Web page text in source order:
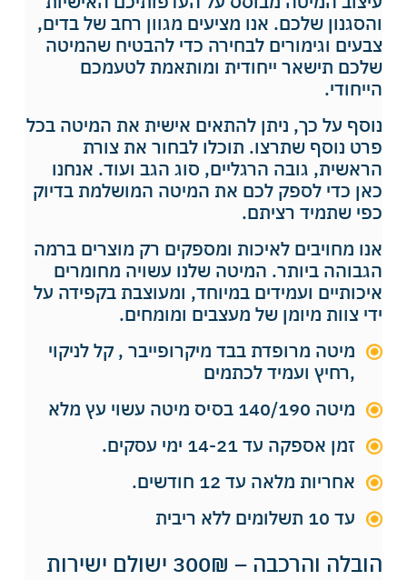
והסגנון שלכם. אנו מציעים מגוון רחב של בדים,
צבעים וגימורים לבחירה כדי להבטיח שהמיטה
שלכם תישאר ייחודית ומותאמת לטעמכם
הייחודי.
נוסף על כך, ניתן להתאים אישית את המיטה בכל
פרט נוסף שתרצו. תוכלו לבחור את צורת
הראשית, גובה הרגליים, סוג הגב ועוד. אנחנו
כאן כדי לספק לכם את המיטה המושלמת בדיוק
כפי שתמיד רציתם.
אנו מחויבים לאיכות ומספקים רק מוצרים ברמה
הגבוהה ביותר. המיטה שלנו עשויה מחומרים
איכותיים ועמידים במיוחד, ומעוצבת בקפידה על
ידי צוות מיומן של מעצבים ומומחים.
מיטה מרופדת בבד מיקרופייבר , קל לניקוי
,רחיץ ועמיד לכתמים
מיטה 140/190 בסיס מיטה עשוי עץ מלא
זמן אספקה עד 14-21 ימי עסקים.
אחריות מלאה עד 12 חודשים.
עד 10 תשלומים ללא ריבית
הובלה והרכבה – 300₪ ישולם ישירות